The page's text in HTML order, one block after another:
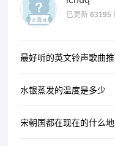
已更新 63195
最好听的英文铃声歌曲
水银蒸发的温度是多少
宋朝国都在现在的什么